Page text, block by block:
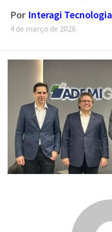
Por Interagi Tecnologia
4 de março de 2026